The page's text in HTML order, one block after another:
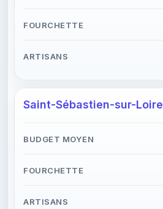
Saint-Sébastien-sur-Loire